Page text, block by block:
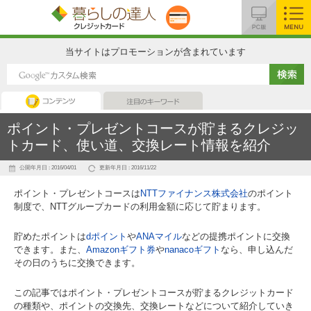
MENU
当サイトはプロモーションが含まれています
コンテンツ 注目のキーワード
ポイント・プレゼントコースが貯まるクレジッ
トカード、使い道、交換レート情報を紹介
公開年月日 : 2016/04/01 更新年月日 : 2016/11/22
ポイント・プレゼントコースは NTTファイナンス株式会社のポイント
制度で、NTTグループカードの利用金額に応じて貯まります。
貯めたポイントはdポイント やANAマイルなどの提携ポイントに交換
できます。また、 Amazonギフト券やnanacoギフト なら、申し込んだ
その日のうちに交換できます。
この記事ではポイント・プレゼントコースが貯まるクレジットカード
の種類や、ポイントの交換先、交換レートなどについて紹介していき